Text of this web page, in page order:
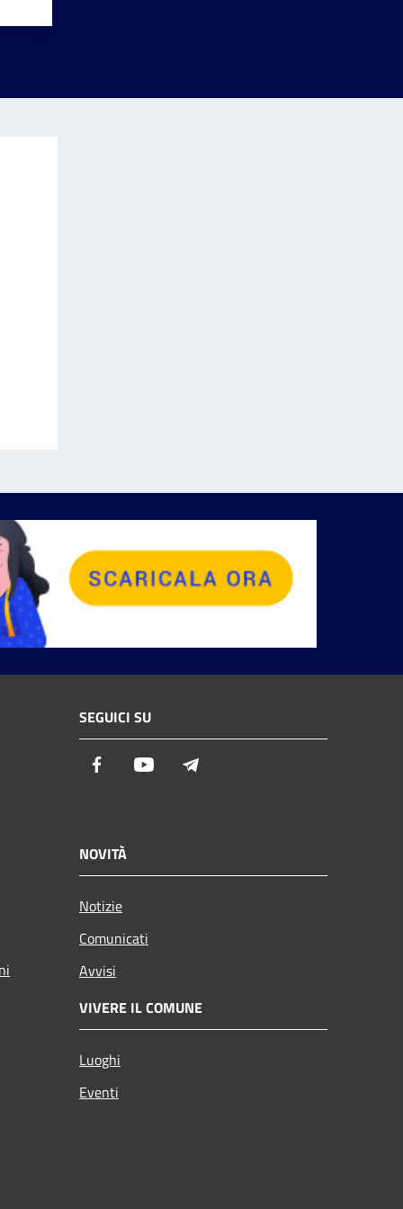
SEGUICI SU
Facebook Youtube
NOVITÀ
Notizie
Comunicati
Avvisi
VIVERE IL COMUNE
Luoghi
Eventi